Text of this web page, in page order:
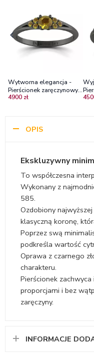
Wytworna elegancja -
Pierścionek zaręczynowy
Diamond Sky, czarne
4900 zł
OPIS
Ekskluzywny
To współczesna
Wykonany z
585.
Ozdobiony
klasyczną koronę,
Poprzez swą
podkreśla wartość
Oprawa z czarnego
charakteru.
Pierścionek
proporcjami i bez
zaręczyny.
INFORMACJE